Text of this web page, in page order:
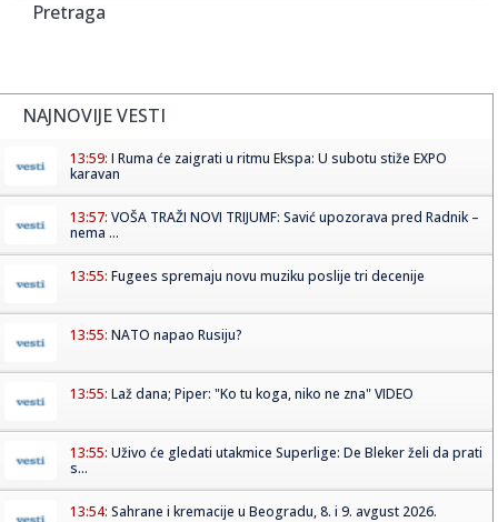
Pretraga
NAJNOVIJE VESTI
13:59: I Ruma će zaigrati u ritmu Ekspa: U subotu stiže EXPO
karavan
13:57: VOŠA TRAŽI NOVI TRIJUMF: Savić upozorava pred Radnik –
nema ...
13:55: Fugees spremaju novu muziku poslije tri decenije
13:55: NATO napao Rusiju?
13:55: Laž dana; Piper: "Ko tu koga, niko ne zna" VIDEO
13:55: Uživo će gledati utakmice Superlige: De Bleker želi da prati
s...
13:54: Sahrane i kremacije u Beogradu, 8. i 9. avgust 2026.